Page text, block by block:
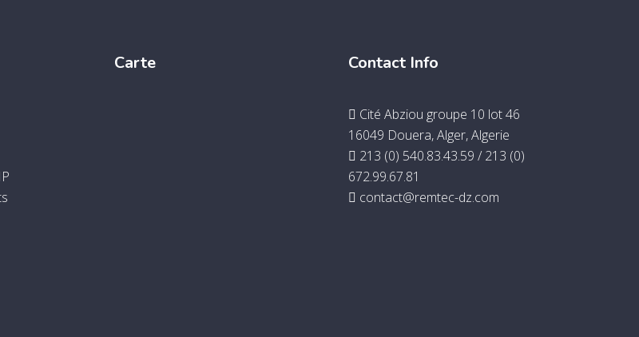
Carte Contact Info
Cité Abziou groupe 10 lot 46
16049 Douera, Alger, Algerie
213 (0) 540.83.43.59 / 213 (0)
672.99.67.81
contact@remtec-dz.com